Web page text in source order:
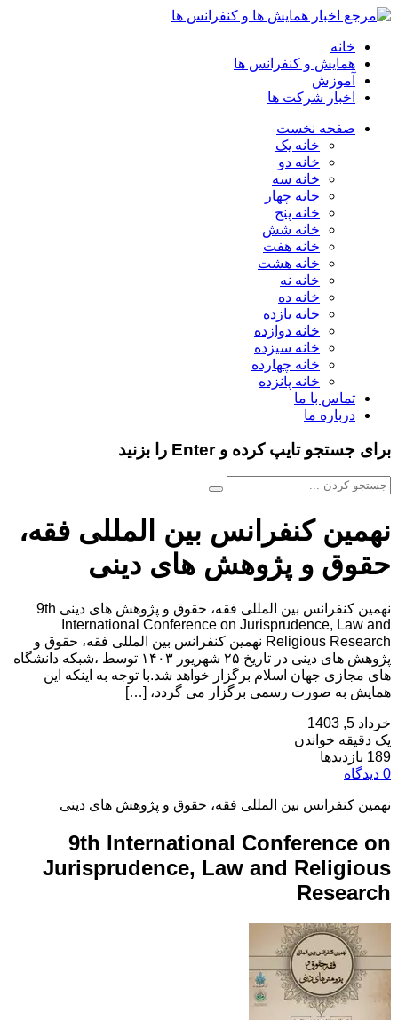
خانه
همایش و کنفرانس ها
آموزش
اخبار شرکت ها
صفحه نخست
خانه یک
خانه دو
خانه سه
خانه چهار
خانه پنج
خانه شش
خانه هفت
خانه هشت
خانه نه
خانه ده
خانه یازده
خانه دوازده
خانه سیزده
خانه چهارده
خانه پانزده
تماس با ما
درباره ما
برای جستجو تایپ کرده و Enter را بزنید
نهمین کنفرانس بین المللی فقه،
حقوق و پژوهش های دینی
نهمین کنفرانس بین المللی فقه، حقوق و پژوهش های دینی 9th
International Conference on Jurisprudence, Law and
Religious Research نهمین کنفرانس بین المللی فقه، حقوق و
پژوهش های دینی در تاریخ ۲۵ شهریور ۱۴۰۳ توسط ،شبکه دانشگاه
های مجازی جهان اسلام برگزار خواهد شد.با توجه به اینکه این
همایش به صورت رسمی برگزار می گردد، […]
خرداد 5, 1403
یک دقیقه خواندن
189 بازدیدها
0 دیدگاه
نهمین کنفرانس بین المللی فقه، حقوق و پژوهش های دینی
9th International Conference on
Jurisprudence, Law and Religious
Research